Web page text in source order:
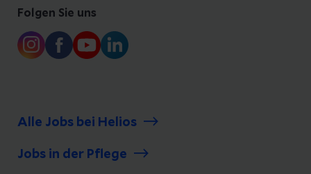
Folgen Sie uns
Alle Jobs bei Helios
Jobs in der Pflege